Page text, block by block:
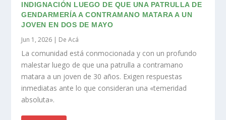
INDIGNACIÓN LUEGO DE QUE UNA PATRULLA DE
GENDARMERÍA A CONTRAMANO MATARA A UN
JOVEN EN DOS DE MAYO
Jun 1, 2026 De Acá
La comunidad está conmocionada y con un profundo
malestar luego de que una patrulla a contramano
matara a un joven de 30 años. Exigen respuestas
inmediatas ante lo que consideran una «temeridad
absoluta».